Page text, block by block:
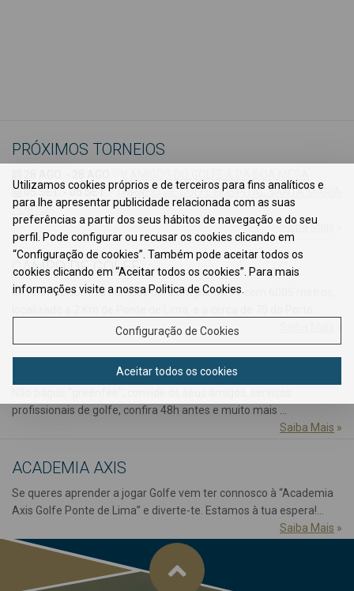
PRÓXIMOS TORNEIOS
05 SET. - 05 SET. -TORNEIO DE GOLFE HOSPITAL SANTA MARIA
PORTO
Saiba Mais
CAMPO DE GOLFE
Um campo com 18 buracos para um par de 71 com 6005 metros,
SEJA UM MEMBRO
profissionais de golfe, confira 48h antes e muito mais ...
Saiba Mais »
ACADEMIA AXIS
Se queres aprender a jogar Golfe vem ter connosco à “Academia
Axis Golfe Ponte de Lima” e diverte-te. Estamos à tua espera!...
Saiba Mais »
Utilizamos cookies próprios e de terceiros para fins analíticos e
para lhe apresentar publicidade relacionada com as suas
preferências a partir dos seus hábitos de navegação e do seu
perfil. Pode configurar ou recusar os cookies clicando em
“Configuração de cookies”. Também pode aceitar todos os
cookies clicando em “Aceitar todos os cookies”. Para mais
informações visite a nossa Politica de Cookies.
Configuração de Cookies
Aceitar todos os cookies